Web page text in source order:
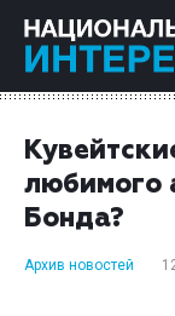
любимого
Бонда?
Архив новостей